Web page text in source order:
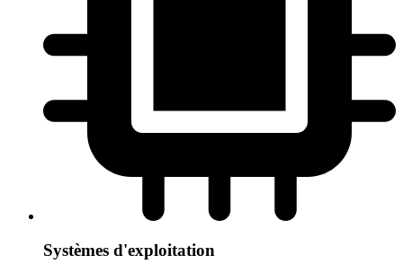
Systèmes d'exploitation